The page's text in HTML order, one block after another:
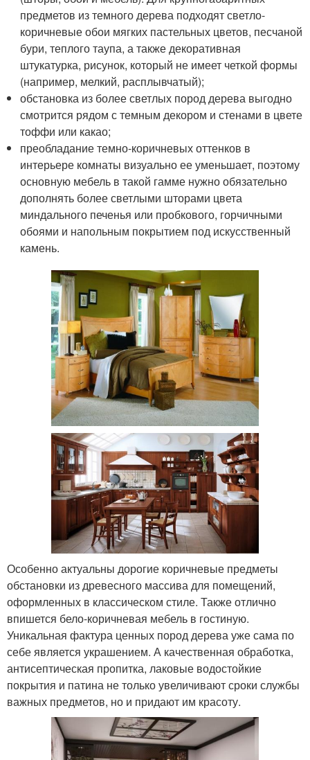
предметов из темного дерева подходят светло-
коричневые обои мягких пастельных цветов, песчаной
бури, теплого таупа, а также декоративная
штукатурка, рисунок, который не имеет четкой формы
(например, мелкий, расплывчатый);
обстановка из более светлых пород дерева выгодно
смотрится рядом с темным декором и стенами в цвете
тоффи или какао;
преобладание темно-коричневых оттенков в
интерьере комнаты визуально ее уменьшает, поэтому
основную мебель в такой гамме нужно обязательно
дополнять более светлыми шторами цвета
миндального печенья или пробкового, горчичными
обоями и напольным покрытием под искусственный
камень.
Особенно актуальны дорогие коричневые предметы
обстановки из древесного массива для помещений,
оформленных в классическом стиле. Также отлично
впишется бело-коричневая мебель в гостиную.
Уникальная фактура ценных пород дерева уже сама по
себе является украшением. А качественная обработка,
антисептическая пропитка, лаковые водостойкие
покрытия и патина не только увеличивают сроки службы
важных предметов, но и придают им красоту.